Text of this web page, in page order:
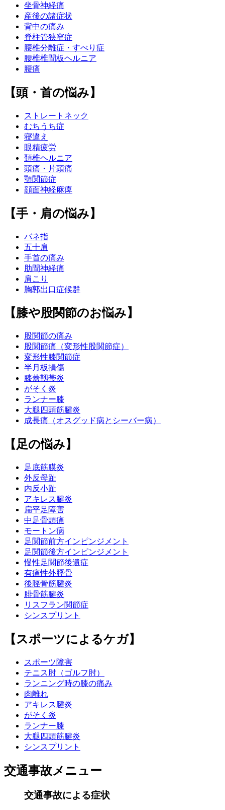
坐骨神経痛
産後の諸症状
背中の痛み
脊柱管狭窄症
腰椎分離症・すべり症
腰椎椎間板ヘルニア
腰痛
【頭・首の悩み】
ストレートネック
むちうち症
寝違え
眼精疲労
頚椎ヘルニア
頭痛・片頭痛
顎関節症
顔面神経麻痺
【手・肩の悩み】
バネ指
五十肩
手首の痛み
肋間神経痛
肩こり
胸郭出口症候群
【膝や股関節のお悩み】
股関節の痛み
股関節痛（変形性股関節症）
変形性膝関節症
半月板損傷
膝蓋靱帯炎
がそく炎
ランナー膝
大腿四頭筋腱炎
成長痛（オスグッド病とシーバー病）
【足の悩み】
足底筋膜炎
外反母趾
内反小趾
アキレス腱炎
扁平足障害
中足骨頭痛
モートン病
足関節前方インピンジメント
足関節後方インピンジメント
慢性足関節後遺症
有痛性外脛骨
後脛骨筋腱炎
腓骨筋腱炎
リスフラン関節症
シンスプリント
【スポーツによるケガ】
スポーツ障害
テニス肘（ゴルフ肘）
ランニング時の膝の痛み
肉離れ
アキレス腱炎
がそく炎
ランナー膝
大腿四頭筋腱炎
シンスプリント
交通事故メニュー
交通事故による症状